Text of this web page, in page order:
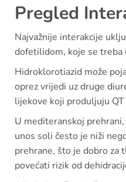
Pregled
Najvažnije interakcije
dofetilidom, koje se treba
Hidroklorotiazid može
oprez vrijedi uz druge
lijekove koji produljuju
U mediteranskoj
unos soli često je niži
prehrane, što je dobro za
povećati rizik od